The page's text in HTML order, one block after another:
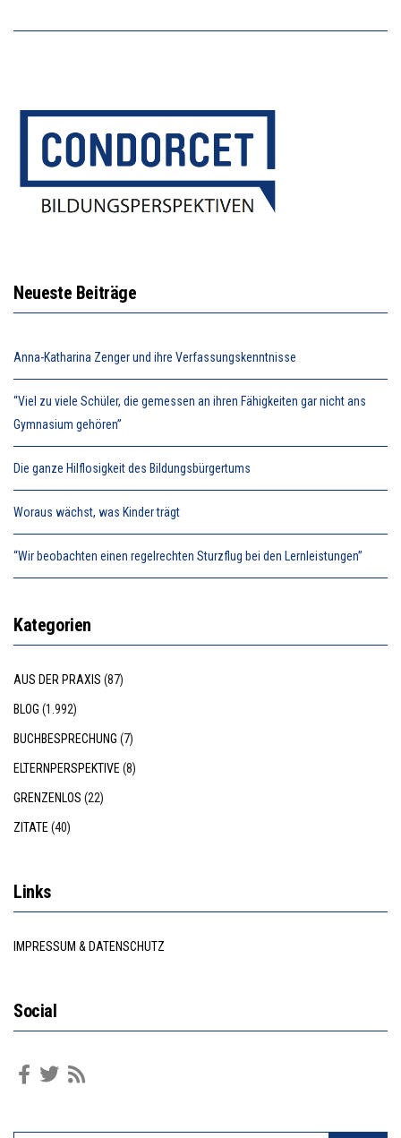
Neueste Beiträge
Anna-Katharina Zenger und ihre Verfassungskenntnisse
“Viel zu viele Schüler, die gemessen an ihren Fähigkeiten gar nicht ans
Gymnasium gehören”
Die ganze Hilflosigkeit des Bildungsbürgertums
Woraus wächst, was Kinder trägt
“Wir beobachten einen regelrechten Sturzflug bei den Lernleistungen”
Kategorien
AUS DER PRAXIS (87)
BLOG (1.992)
BUCHBESPRECHUNG (7)
ELTERNPERSPEKTIVE (8)
GRENZENLOS (22)
ZITATE (40)
Links
IMPRESSUM & DATENSCHUTZ
Social